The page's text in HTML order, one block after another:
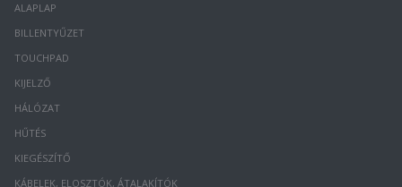
ALAPLAP
BILLENTYŰZET
TOUCHPAD
KIJELZŐ
HÁLÓZAT
HŰTÉS
KIEGÉSZÍTŐ
KÁBELEK, ELOSZTÓK, ÁTALAKÍTÓK